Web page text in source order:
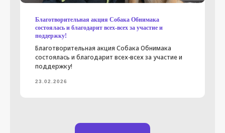
Благотворительная акция Собака Обнимака
состоялась и благодарит всех-всех за участие и
поддержку!
Благотворительная акция Собака Обнимака
состоялась и благодарит всех-всех за участие и
поддержку!
23.02.2026